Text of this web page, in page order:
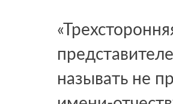
называть не